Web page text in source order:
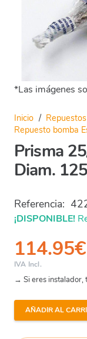
*Las imágenes
Inicio / Repuestos
Repuesto bomba
Prisma
Diam. 125
Referencia:
¡DISPONIBLE!
114.95€
IVA Incl.
→ Si eres instalador,
Prisma
AÑADIR AL